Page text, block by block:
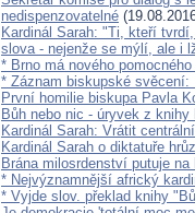
nedispenzovatelné
Kardinál Sarah: "Ti, kteří
slova - nejenže se mýlí, ale i
* Brno má nového
* Záznam biskupské svěcení:
První homilie biskupa Pavla
Bůh nebo nic - úryvek z knihy
Kardinál Sarah: Vrátit
Kardinál Sarah o diktatuře
Brána milosrdenství putuje
* Nejvýznamnější africký
* Vyjde slov. překlad knihy